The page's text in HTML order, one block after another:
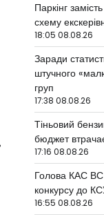
Паркінг
схему
18:05 08.08.26
Заради
штучного
груп
17:38 08.08.26
Тіньовий
бюджет
17:16 08.08.26
Голова КАС ВС
конкурсу до
16:55 08.08.26